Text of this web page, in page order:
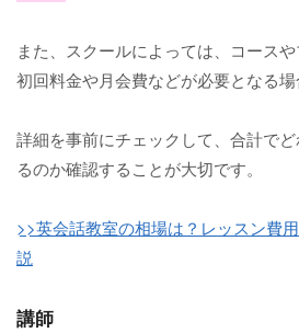
また、スクールによっては、コースや
初回料金や月会費などが必要となる場
詳細を事前にチェックして、合計で
るのか確認することが大切です。
>>英会話教室の相場は？レッスン費
説
講師